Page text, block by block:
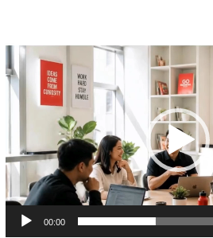
Pemutar
Video
00:00